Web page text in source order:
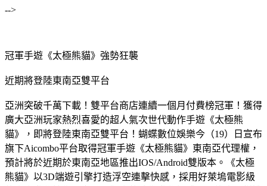
-->
冠軍手遊《太極熊貓》強勢狂襲
近期將登陸東南亞雙平台
亞洲突破千萬下載！雙平台商店連續一個月付費榜冠軍！獲得
廣大亞洲玩家熱烈喜愛的超人氣次世代動作手遊《太極熊
貓》，即將登陸東南亞雙平台！蝴蝶數位娛樂今（19）日宣布
旗下Aicombo平台取得冠軍手遊《太極熊貓》東南亞代理權，
預計將於近期於東南亞地區推出IOS/Android雙版本。《太極
熊貓》以3D端遊引擎打造浮空連擊快感，採用好萊塢電影級